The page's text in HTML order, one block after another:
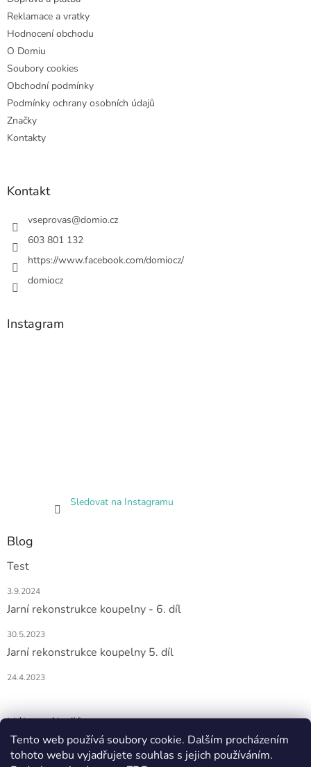
Tento web používá soubory cookie. Dalším procházením
tohoto webu vyjadřujete souhlas s jejich používáním.
Reklamace a vratky
Hodnocení obchodu
O Domiu
Soubory cookies
Obchodní podmínky
Podmínky ochrany osobních údajů
Značky
Kontakty
Kontakt
vseprovas@domio.cz
603 801 132
https://www.facebook.com/domiocz/
domiocz
Instagram
Sledovat na Instagramu
Blog
Test
3.9.2024
Jarní rekonstrukce koupelny - 6. díl
30.5.2023
Jarní rekonstrukce koupelny 5. díl
24.4.2023
Nákupní košík
0KS /0 KČ